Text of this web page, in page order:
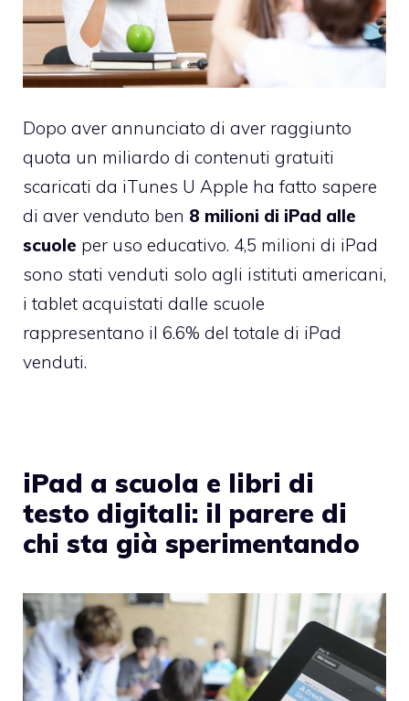
Dopo aver annunciato di aver raggiunto
quota un miliardo di contenuti gratuiti
scaricati da iTunes U Apple ha fatto sapere
di aver venduto ben 8 milioni di iPad alle
scuole per uso educativo. 4,5 milioni di iPad
sono stati venduti solo agli istituti americani,
i tablet acquistati dalle scuole
rappresentano il 6.6% del totale di iPad
venduti.
iPad a scuola e libri di
testo digitali: il parere di
chi sta già sperimentando